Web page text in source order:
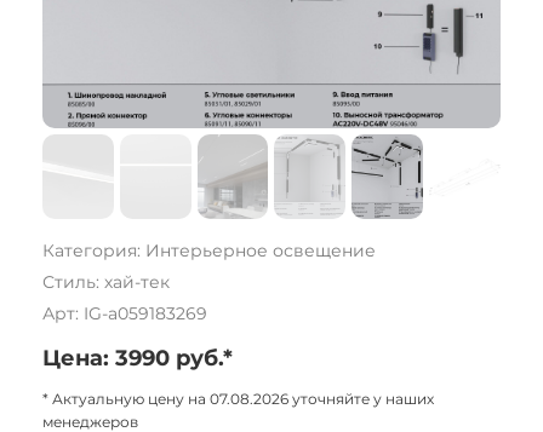
Категория: Интерьерное освещение
Стиль: хай-тек
Арт: IG-a059183269
Цена: 3990 руб.*
* Актуальную цену на 07.08.2026 уточняйте у наших
менеджеров